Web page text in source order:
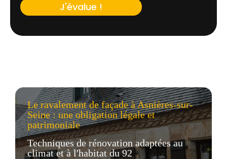
J'évalue !
Le ravalement de façade à Asnières-sur-
Seine : une obligation légale et
patrimoniale
Techniques de rénovation adaptées au
climat et à l'habitat du 92